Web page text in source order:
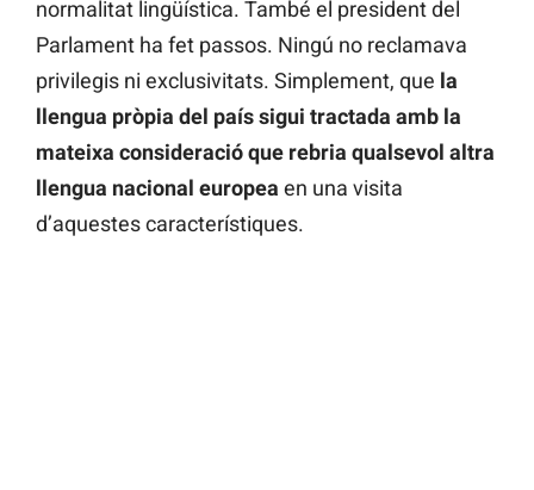
normalitat lingüística. També el president del
Parlament ha fet passos. Ningú no reclamava
privilegis ni exclusivitats. Simplement, que la
llengua pròpia del país sigui tractada amb la
mateixa consideració que rebria qualsevol altra
llengua nacional europea en una visita
d’aquestes característiques.